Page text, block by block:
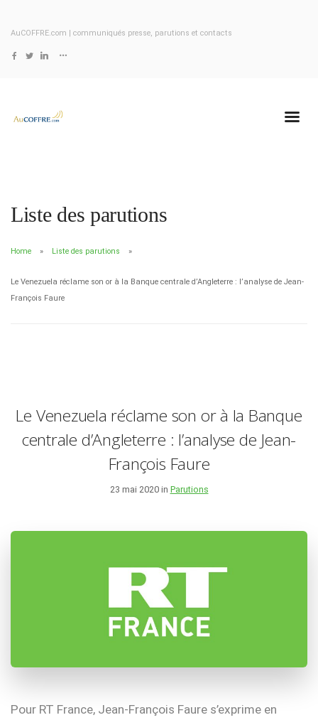
AuCOFFRE.com | communiqués presse, parutions et contacts
Liste des parutions
Home Liste des parutions
Le Venezuela réclame son or à la Banque centrale d’Angleterre : l’analyse de Jean-
François Faure
Le Venezuela réclame son or à la Banque
centrale d’Angleterre : l’analyse de Jean-
François Faure
23 mai 2020 in Parutions
Pour RT France, Jean-François Faure s’exprime en